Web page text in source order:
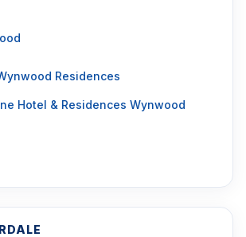
Residences
Hotel & Residences Wynwood